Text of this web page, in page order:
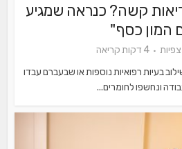
קשה? כנראה שמגיע
המון כסף"
4 דקות קריאה
בעיות רפואיות נוספות או שבעברם עבדו
ונחשפו לחומרים...